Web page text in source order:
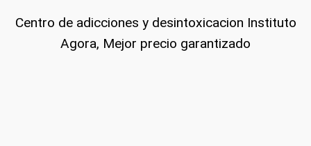
Centro de adicciones y desintoxicacion Instituto
Agora, Mejor precio garantizado